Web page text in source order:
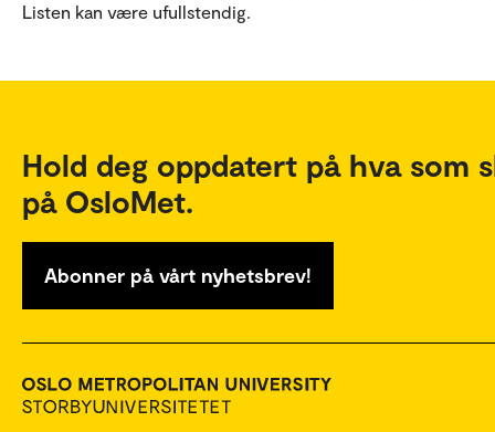
Listen kan være ufullstendig.
Hold deg oppdatert på hva som
på OsloMet.
Abonner på vårt nyhetsbrev!